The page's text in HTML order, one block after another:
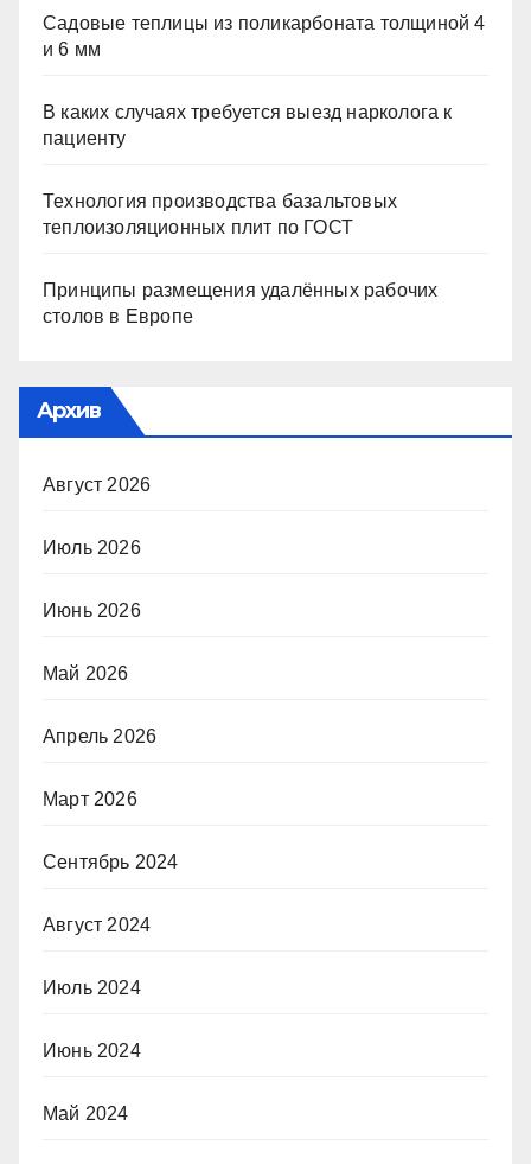
Садовые теплицы из поликарбоната толщиной 4
и 6 мм
В каких случаях требуется выезд нарколога к
пациенту
Технология производства базальтовых
теплоизоляционных плит по ГОСТ
Принципы размещения удалённых рабочих
столов в Европе
Архив
Август 2026
Июль 2026
Июнь 2026
Май 2026
Апрель 2026
Март 2026
Сентябрь 2024
Август 2024
Июль 2024
Июнь 2024
Май 2024